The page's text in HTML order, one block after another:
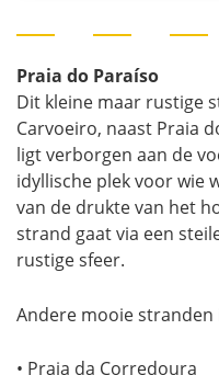
Praia do Paraíso
Dit kleine maar rustige
Carvoeiro, naast Praia
ligt verborgen aan de
idyllische plek voor wie
van de drukte van het
strand gaat via een
rustige sfeer.
Andere mooie stranden
• Praia da Corredoura